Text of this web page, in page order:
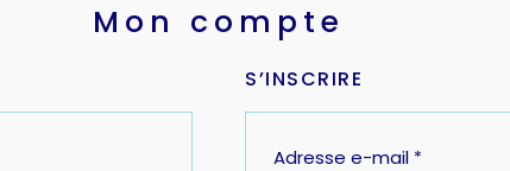
Mon compte
S’INSCRIRE
Adresse e-mail *